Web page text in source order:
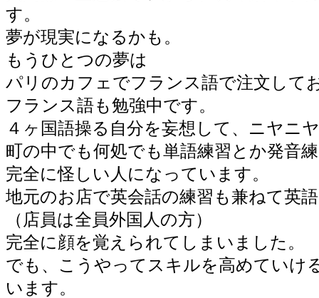
す。
夢が現実になるかも。
もうひとつの夢は
パリのカフェでフランス語で注文して
フランス語も勉強中です。
４ヶ国語操る自分を妄想して、ニヤニ
町の中でも何処でも単語練習とか発音
完全に怪しい人になっています。
地元のお店で英会話の練習も兼ねて英
（店員は全員外国人の方）
完全に顔を覚えられてしまいました。
でも、こうやってスキルを高めていけ
います。